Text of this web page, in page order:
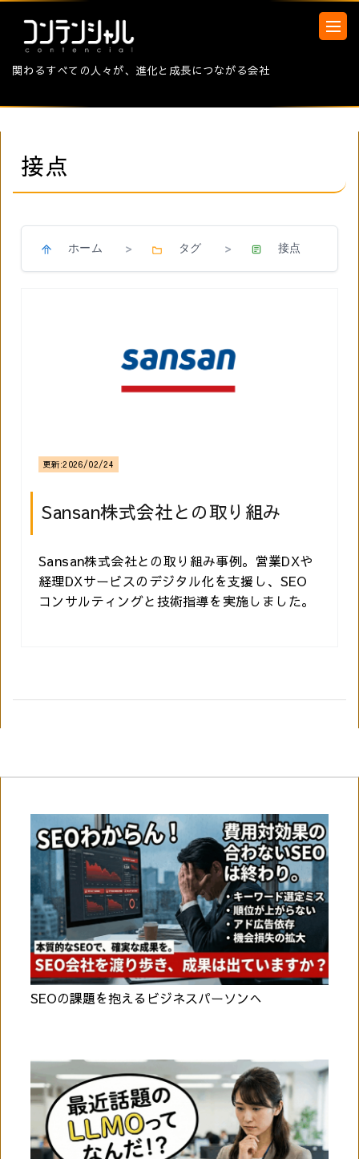
関わるすべての人々が、進化と成長につながる会社
SEOの課題を抱えるビジネスパーソンへ
接点
ホーム > タグ > 接点
Sansan株式会社との取り組み
更新:2026/02/24
Sansan株式会社との取り組み事例。営業DXや
経理DXサービスのデジタル化を支援し、SEO
コンサルティングと技術指導を実施しました。